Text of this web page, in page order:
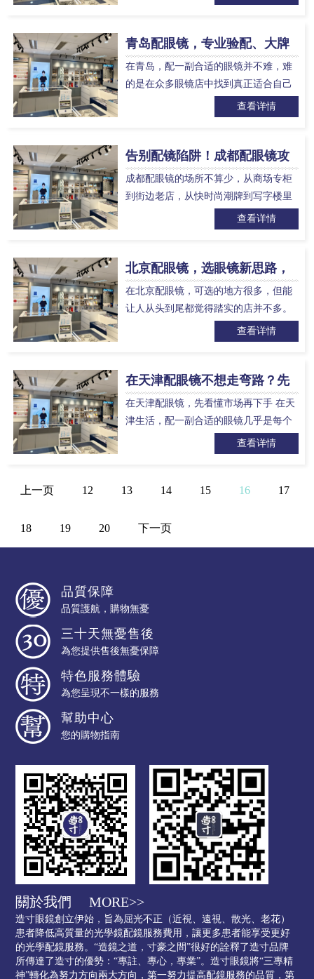
没有保障，每一个环节都很关键。街边
青岛配眼镜，专业验配、大牌
折扣、门店选择看这篇就够了
在青岛，配一副合适的眼镜并不难，难
的是在众多眼镜店中找到真正适合自己
需求的那一家。是选择全国连锁的大品
牌，还是主打潮流设计的个性店，或者
查看详情
告别配镜陷阱！成都配眼镜攻
略，3家口碑店优选推荐
成都配眼镜的场所不算少，从商场专柜
到街边老店，从快时尚潮牌到写字楼里
的专业店，选择多了反而容易挑花眼。
配一副眼镜，验光准不准、镜片正不
查看详情
北京配眼镜，选眼镜新思路，
专业验光与配镜性价比选择
在北京配眼镜，可选的地方很多，但能
让人从头到尾都觉得踏实的店并不多。
有人看重验光准不准，有人关心镜片是
不是正品，有人家里孩子近视了想找专
查看详情
在天津配眼镜不想走弯路？先
弄清楚这几件事，选店比谁都
明白
在天津配眼镜，先看懂市场再下手 在天
津生活，配一副合适的眼镜几乎是每个
人的刚需。学生每天刷题上网课，上班
族从早到晚盯着电脑屏幕，老司机离不
查看详情
上一页 12 13 14 15 16 17
18 19 20 下一页
品質保障
品質護航，購物無憂
三十天無憂售後
為您提供售後無憂保障
特色服務體驗
為您呈現不一樣的服務
幫助中心
您的購物指南
關於我們 MORE>>
造寸眼鏡創立伊始，旨為屈光不正（近視、遠視、散光、老花）
患者降低高質量的光學鏡配鏡服務費用，讓更多患者能享受更好
的光學配鏡服務。“造鏡之道，寸豪之間”很好的詮釋了造寸品牌
所傳達了造寸的優勢：“專註、專心，專業”。造寸眼鏡將“三專精
神”轉化為努力方向兩大方向，第一努力提高配鏡服務的品質，第